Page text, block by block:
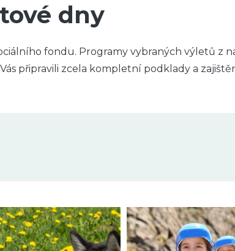
dny
fondu. Programy vybraných výletů z
připravili zcela kompletní podklady a
ceně výletu, který je všakopět hrazen
o upravený program. Na žáka lze získat